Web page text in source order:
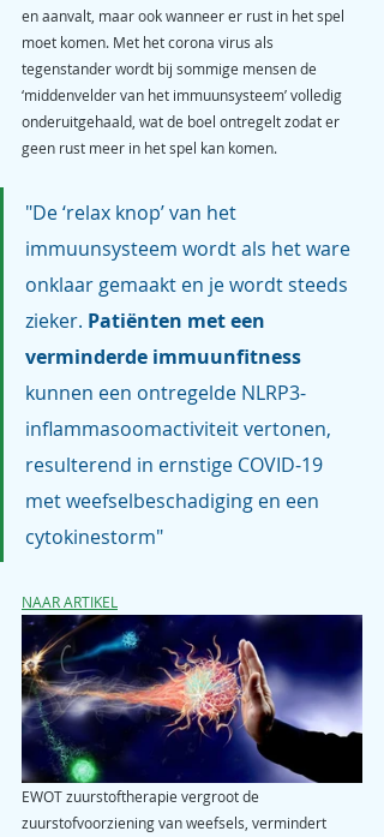
en aanvalt, maar ook wanneer er rust in het spel
moet komen. Met het corona virus als
tegenstander wordt bij sommige mensen de
‘middenvelder van het immuunsysteem’ volledig
onderuitgehaald, wat de boel ontregelt zodat er
geen rust meer in het spel kan komen.
"De ‘relax knop’ van het
immuunsysteem wordt als het ware
onklaar gemaakt en je wordt steeds
zieker. Patiënten met een
verminderde immuunfitness
kunnen een ontregelde NLRP3-
inflammasoomactiviteit vertonen,
resulterend in ernstige COVID-19
met weefselbeschadiging en een
cytokinestorm"
NAAR ARTIKEL
EWOT zuurstoftherapie vergroot de
zuurstofvoorziening van weefsels, vermindert